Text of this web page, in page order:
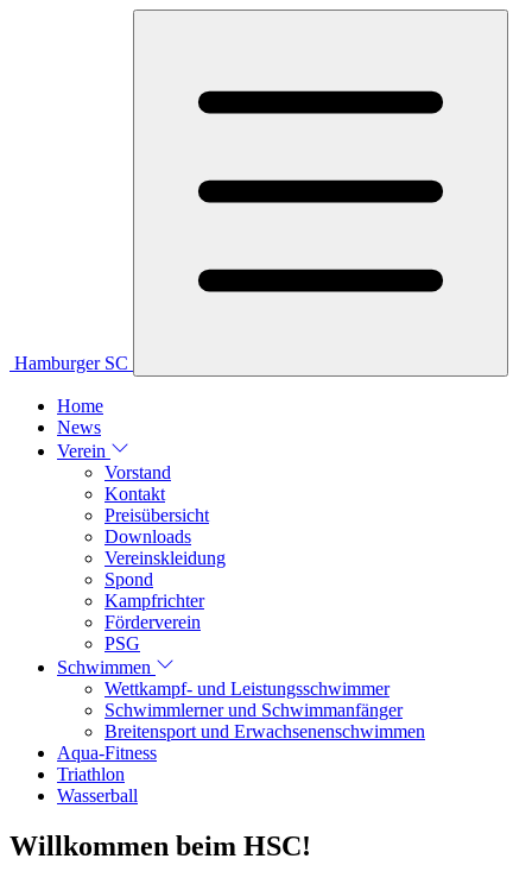
Hamburger SC
Home
News
Verein
Vorstand
Kontakt
Preisübersicht
Downloads
Vereinskleidung
Spond
Kampfrichter
Förderverein
PSG
Schwimmen
Wettkampf- und Leistungsschwimmer
Schwimmlerner und Schwimmanfänger
Breitensport und Erwachsenenschwimmen
Aqua-Fitness
Triathlon
Wasserball
Willkommen beim HSC!